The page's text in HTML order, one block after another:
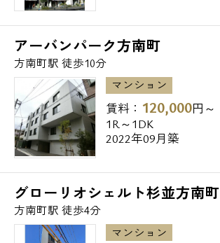
アーバンパーク方南町
方南町駅 徒歩10分
マンション
賃料： 120,000円～
1R～1DK
2022年09月築
グローリオシェルト杉並方南町
方南町駅 徒歩4分
マンション